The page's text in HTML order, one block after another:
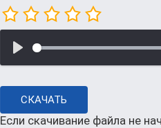
СКАЧАТЬ
Если скачивание файла не